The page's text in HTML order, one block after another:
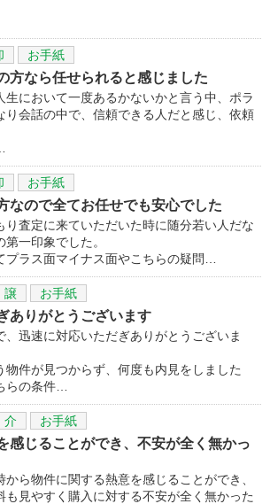
お手紙
方なら任せられると感じました
生において一度あるかないかと言う中、ポラ
り会話の中で、信頼できる人だと感じ、依頼
お手紙
なので全てお任せでも安心でした
り査定に来ていただいた時に随分若い人だな
一印象でした。
プラス面マイナス面やこちらの疑問…
お手紙
ありがとうございます
、迅速に対応いただぎありがとうございま
物件が見つからず、何度も内見をしました
らの条件…
お手紙
感じることができ、不安が全く無かっ
ら物件に関する熱意を感じることができ、
も見やすく購入に対する不安が全く無かった